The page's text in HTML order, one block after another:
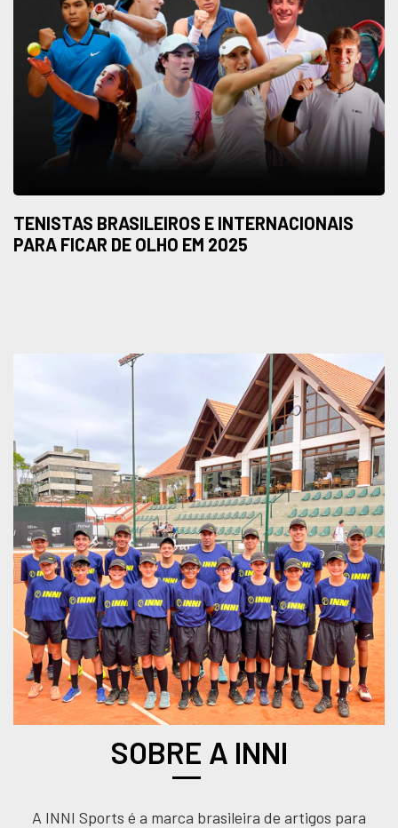
TENISTAS BRASILEIROS E INTERNACIONAIS
PARA FICAR DE OLHO EM 2025
SOBRE A INNI
A INNI Sports é a marca brasileira de artigos para